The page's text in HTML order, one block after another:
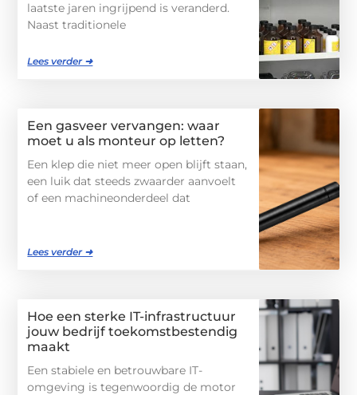
laatste jaren ingrijpend is veranderd.
Naast traditionele
Lees verder ➜
Een gasveer vervangen: waar
moet u als monteur op letten?
Een klep die niet meer open blijft staan,
een luik dat steeds zwaarder aanvoelt
of een machineonderdeel dat
Lees verder ➜
Hoe een sterke IT-infrastructuur
jouw bedrijf toekomstbestendig
maakt
Een stabiele en betrouwbare IT-
omgeving is tegenwoordig de motor